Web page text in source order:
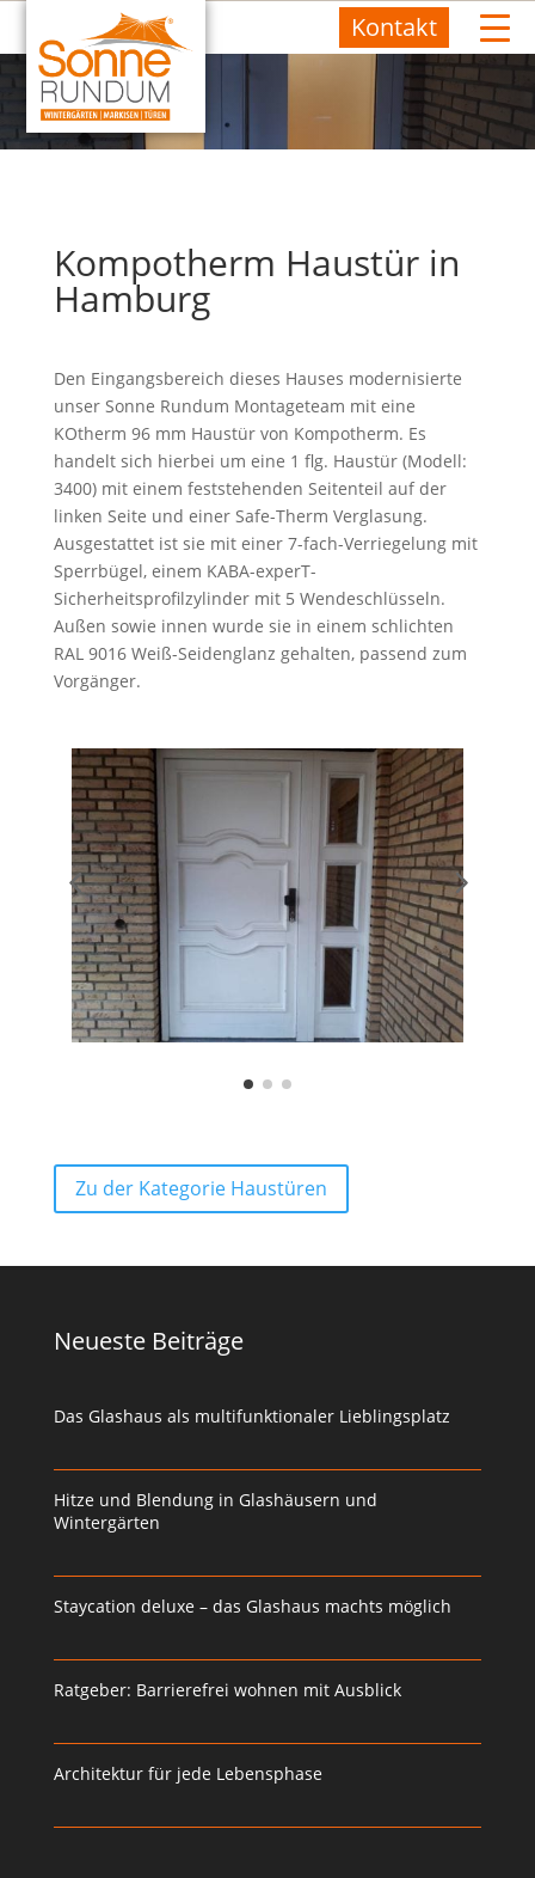
Kontakt
Kompotherm Haustür in
Hamburg
Den Eingangsbereich dieses Hauses modernisierte
unser Sonne Rundum Montageteam mit eine
KOtherm 96 mm Haustür von Kompotherm. Es
handelt sich hierbei um eine 1 flg. Haustür (Modell:
3400) mit einem feststehenden Seitenteil auf der
linken Seite und einer Safe-Therm Verglasung.
Ausgestattet ist sie mit einer 7-fach-Verriegelung mit
Sperrbügel, einem KABA-experT-
Sicherheitsprofilzylinder mit 5 Wendeschlüsseln.
Außen sowie innen wurde sie in einem schlichten
RAL 9016 Weiß-Seidenglanz gehalten, passend zum
Vorgänger.
Zu der Kategorie Haustüren
Neueste Beiträge
Das Glashaus als multifunktionaler Lieblingsplatz
Hitze und Blendung in Glashäusern und
Wintergärten
Staycation deluxe – das Glashaus machts möglich
Ratgeber: Barrierefrei wohnen mit Ausblick
Architektur für jede Lebensphase